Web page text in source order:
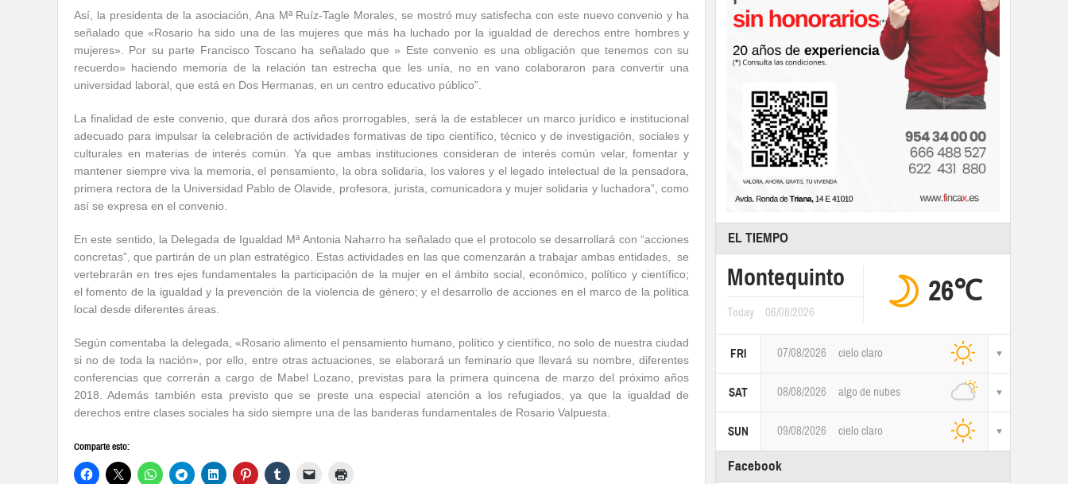
Así, la presidenta de la asociación, Ana Mª Ruíz-Tagle Morales, se mostró muy satisfecha con este nuevo convenio y ha
señalado que «Rosario ha sido una de las mujeres que más ha luchado por la igualdad de derechos entre hombres y
mujeres». Por su parte Francisco Toscano ha señalado que » Este convenio es una obligación que tenemos con su
recuerdo» haciendo memoria de la relación tan estrecha que les unía, no en vano colaboraron para convertir una
universidad laboral, que está en Dos Hermanas, en un centro educativo público”.
La finalidad de este convenio, que durará dos años prorrogables, será la de establecer un marco jurídico e institucional
adecuado para impulsar la celebración de actividades formativas de tipo científico, técnico y de investigación, sociales y
culturales en materias de interés común. Ya que ambas instituciones consideran de interés común velar, fomentar y
mantener siempre viva la memoria, el pensamiento, la obra solidaria, los valores y el legado intelectual de la pensadora,
primera rectora de la Universidad Pablo de Olavide, profesora, jurista, comunicadora y mujer solidaria y luchadora”, como
así se expresa en el convenio.
En este sentido, la Delegada de Igualdad Mª Antonia Naharro ha señalado que el protocolo se desarrollará con “acciones
concretas”, que partirán de un plan estratégico. Estas actividades en las que comenzarán a trabajar ambas entidades, se
vertebrarán en tres ejes fundamentales la participación de la mujer en el ámbito social, económico, político y científico;
el fomento de la igualdad y la prevención de la violencia de género; y el desarrollo de acciones en el marco de la política
local desde diferentes áreas.
Según comentaba la delegada, «Rosario alimento el pensamiento humano, político y científico, no solo de nuestra ciudad
si no de toda la nación», por ello, entre otras actuaciones, se elaborará un feminario que llevará su nombre, diferentes
conferencias que correrán a cargo de Mabel Lozano, previstas para la primera quincena de marzo del próximo años
2018. Además también esta previsto que se preste una especial atención a los refugiados, ya que la igualdad de
derechos entre clases sociales ha sido siempre una de las banderas fundamentales de Rosario Valpuesta.
Comparte esto:
EL TIEMPO
Montequinto
Today 06/08/2026
26℃
FRI 07/08/2026 cielo claro
SAT 08/08/2026 algo de nubes
SUN 09/08/2026 cielo claro
Facebook